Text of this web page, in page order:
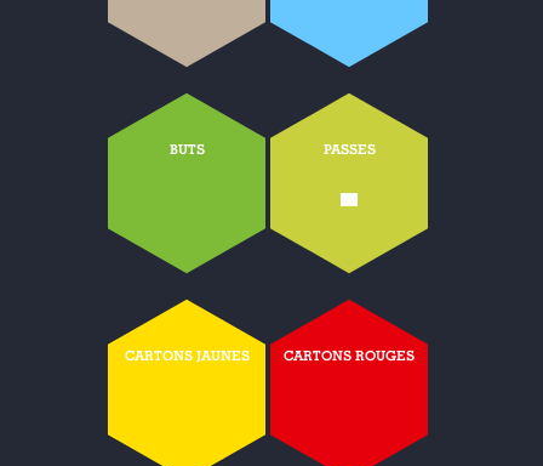
BUTS PASSES
-
CARTONS JAUNES CARTONS ROUGES